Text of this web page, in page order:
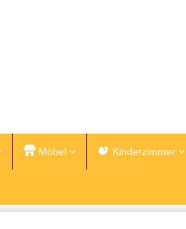
Möbel Kinderzimmer